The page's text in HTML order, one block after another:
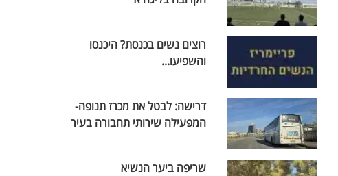
רוצים נשים בכנסת? היכנסו
והשפיעו...
דרישה: לבטל את מכרז תנופה-
המפעילה שירותי תחבורה בעיר
שריפה ביער הנשיא